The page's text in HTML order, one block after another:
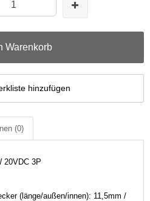
Warenkorb
hinzufügen
(0)
20VDC 3P
(länge/außen/innen): 11,5mm /